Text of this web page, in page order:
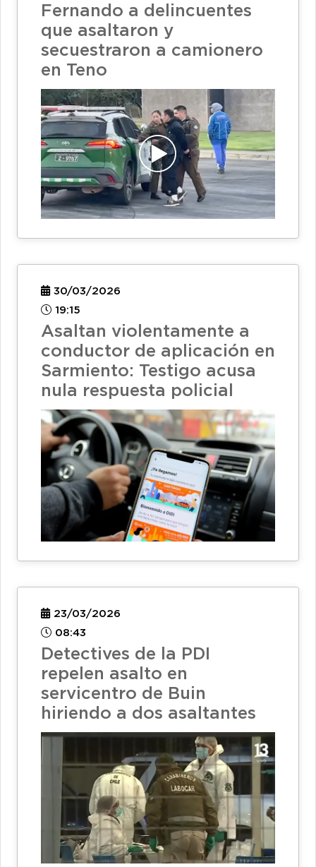
Fernando a delincuentes
que asaltaron y
secuestraron a camionero
en Teno
30/03/2026
19:15
Asaltan violentamente a
conductor de aplicación en
Sarmiento: Testigo acusa
nula respuesta policial
23/03/2026
08:43
Detectives de la PDI
repelen asalto en
servicentro de Buin
hiriendo a dos asaltantes